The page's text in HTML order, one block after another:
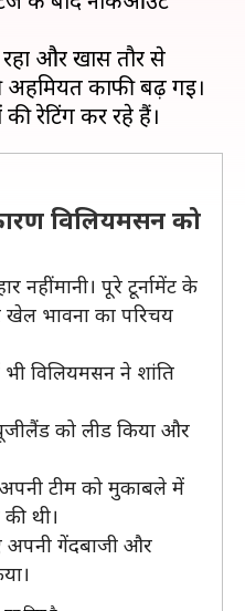
और खास तौर से
काफी बढ़ गई।
विलियमसन को
नहीं मानी। पूरे टूर्नामेंट के
खेल भावना का परिचय
विलियमसन ने शांति
को लीड किया और
टीम को मुकाबले में
थी।
अपनी गेंदबाजी और